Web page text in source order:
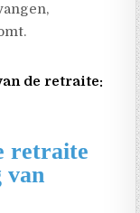
de retraite:
retraite
van